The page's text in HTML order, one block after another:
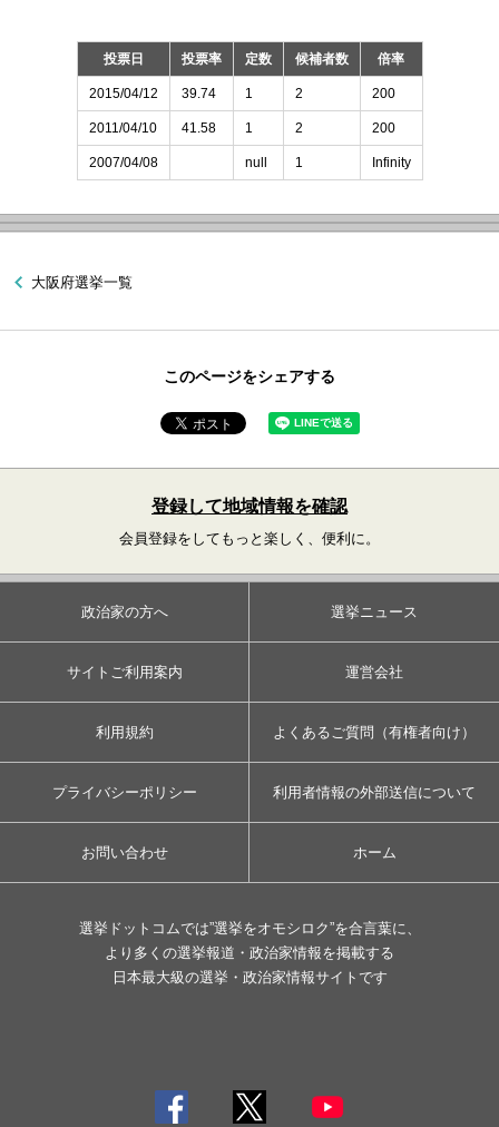
投票日 投票率 定数 候補者数 倍率
2015/04/12 39.74 1 2 200
2011/04/10 41.58 1 2 200
2007/04/08 null 1 Infinity
大阪府選挙一覧
このページをシェアする
登録して地域情報を確認
会員登録をしてもっと楽しく、便利に。
政治家の方へ 選挙ニュース
サイトご利用案内 運営会社
利用規約 よくあるご質問（有権者向け）
プライバシーポリシー 利用者情報の外部送信について
お問い合わせ ホーム
選挙ドットコムでは”選挙をオモシロク”を合言葉に、
より多くの選挙報道・政治家情報を掲載する
日本最大級の選挙・政治家情報サイトです